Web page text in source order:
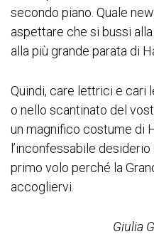
secondo piano. Quale
aspettare che si bussi
alla più grande parata di
Quindi, care lettrici e cari
o nello scantinato del
un magnifico costume di
l’inconfessabile
primo volo perché la
accogliervi.
Giulia